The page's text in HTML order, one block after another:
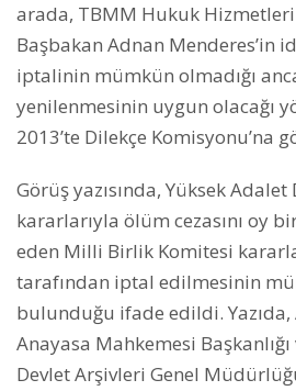
arada, TBMM Hukuk Hizmetleri
Başbakan Adnan Menderes’in
iptalinin mümkün olmadığı
yenilenmesinin uygun olacağı
2013’te Dilekçe Komisyonu’na
Görüş yazısında, Yüksek Adalet
kararlarıyla ölüm cezasını oy
eden Milli Birlik Komitesi
tarafından iptal edilmesinin
bulunduğu ifade edildi. Yazıda,
Anayasa Mahkemesi
Devlet Arşivleri Genel